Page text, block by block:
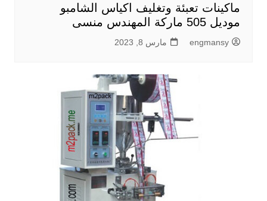
ماكينات تعبئة وتغليف اكياس الشامبو
موديل 505 ماركة المهندس منسى
engmansy مارس 8, 2023